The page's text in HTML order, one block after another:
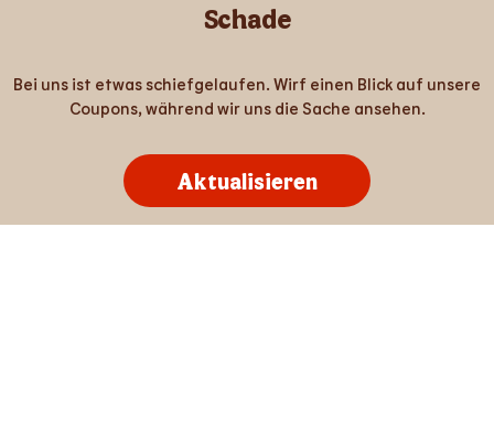
Schade
Bei uns ist etwas schiefgelaufen. Wirf einen Blick auf unsere
Coupons, während wir uns die Sache ansehen.
Aktualisieren